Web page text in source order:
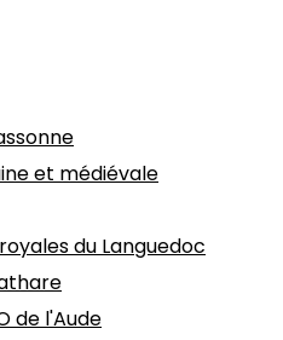
et médiévale
du Languedoc
de l'Aude